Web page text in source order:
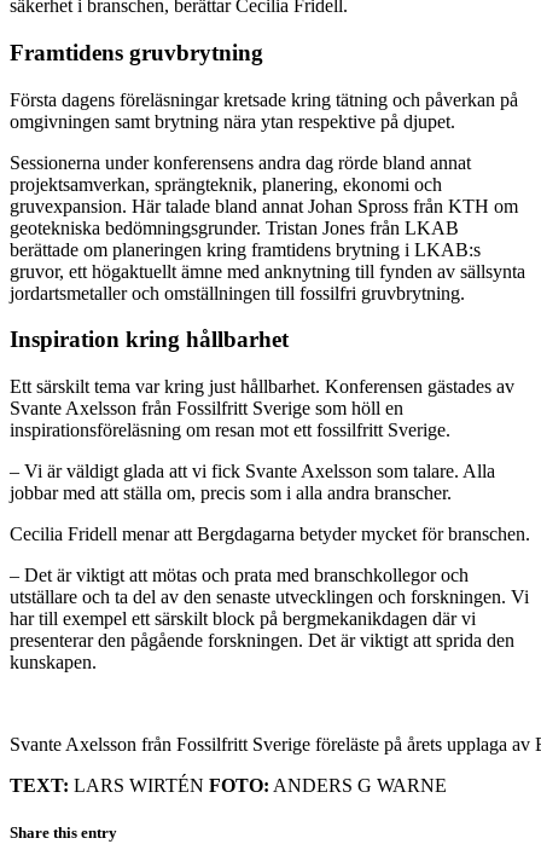
säkerhet i branschen, berättar Cecilia Fridell.
Framtidens gruvbrytning
Första dagens föreläsningar kretsade kring tätning och påverkan på
omgivningen samt brytning nära ytan respektive på djupet.
Sessionerna under konferensens andra dag rörde bland annat
projektsamverkan, sprängteknik, planering, ekonomi och
gruvexpansion. Här talade bland annat Johan Spross från KTH om
geotekniska bedömningsgrunder. Tristan Jones från LKAB
berättade om planeringen kring framtidens brytning i LKAB:s
gruvor, ett högaktuellt ämne med anknytning till fynden av sällsynta
jordartsmetaller och omställningen till fossilfri gruvbrytning.
Inspiration kring hållbarhet
Ett särskilt tema var kring just hållbarhet. Konferensen gästades av
Svante Axelsson från Fossilfritt Sverige som höll en
inspirationsföreläsning om resan mot ett fossilfritt Sverige.
– Vi är väldigt glada att vi fick Svante Axelsson som talare. Alla
jobbar med att ställa om, precis som i alla andra branscher.
Cecilia Fridell menar att Bergdagarna betyder mycket för branschen.
– Det är viktigt att mötas och prata med branschkollegor och
utställare och ta del av den senaste utvecklingen och forskningen. Vi
har till exempel ett särskilt block på bergmekanikdagen där vi
presenterar den pågående forskningen. Det är viktigt att sprida den
kunskapen.
Svante Axelsson från Fossilfritt Sverige föreläste på årets upplaga av
TEXT: LARS WIRTÉN FOTO: ANDERS G WARNE
Share this entry